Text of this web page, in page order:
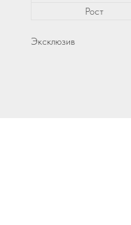
Рост
Эксклюзив